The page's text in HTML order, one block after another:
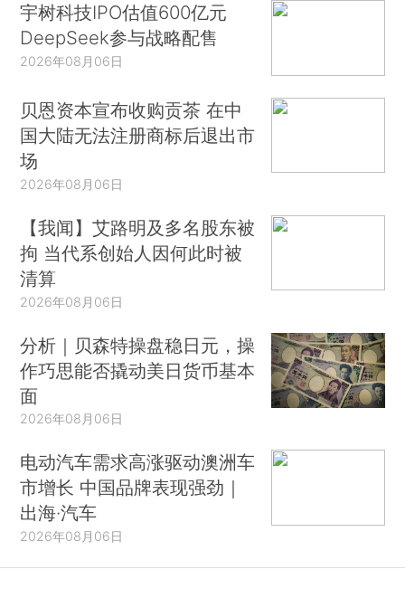
宇树科技IPO估值600亿元
DeepSeek参与战略配售
2026年08月06日
贝恩资本宣布收购贡茶 在中
国大陆无法注册商标后退出市
场
2026年08月06日
【我闻】艾路明及多名股东被
拘 当代系创始人因何此时被
清算
2026年08月06日
分析｜贝森特操盘稳日元，操
作巧思能否撬动美日货币基本
面
2026年08月06日
电动汽车需求高涨驱动澳洲车
市增长 中国品牌表现强劲｜
出海·汽车
2026年08月06日